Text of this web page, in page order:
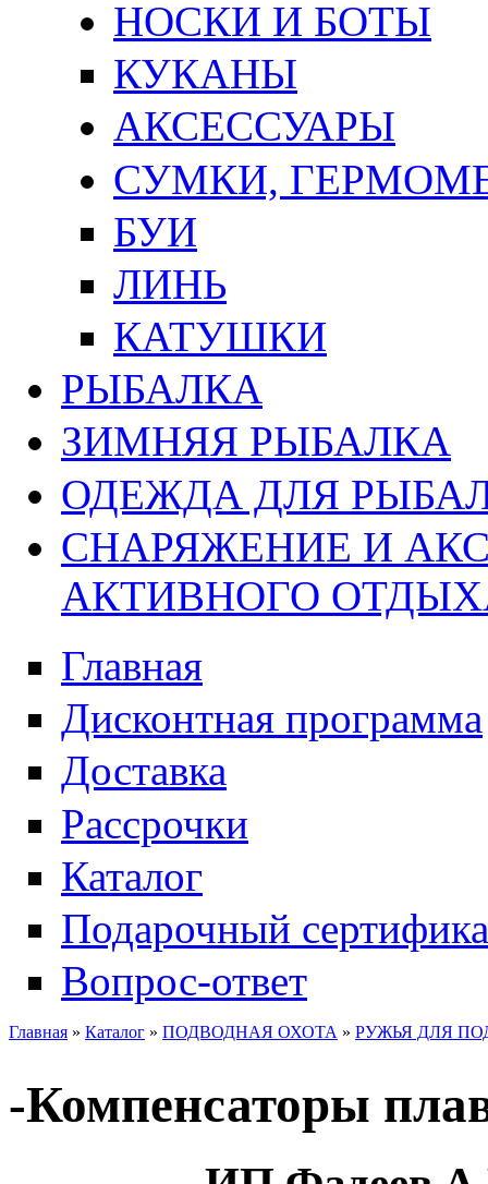
НОСКИ И БОТЫ
КУКАНЫ
AКСЕССУАРЫ
СУМКИ,
БУИ
ЛИНЬ
КАТУШКИ
РЫБАЛКА
ЗИМНЯЯ РЫБАЛКА
ОДЕЖДА ДЛЯ
СНАРЯЖЕНИЕ И
АКТИВНОГО
Главная
Дисконтная программа
Доставка
Рассрочки
Каталог
Подарочный
Вопрос-ответ
Главная » Каталог » ПОДВОДНАЯ ОХОТА » РУЖЬЯ ДЛЯ
-Компенсаторы